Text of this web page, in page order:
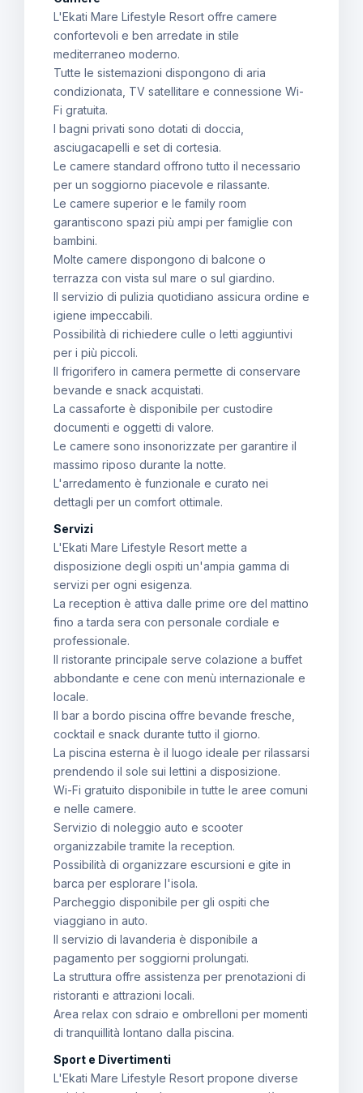
L'Ekati Mare Lifestyle Resort offre camere
confortevoli e ben arredate in stile
mediterraneo moderno.
Tutte le sistemazioni dispongono di aria
condizionata, TV satellitare e connessione Wi-
Fi gratuita.
I bagni privati sono dotati di doccia,
asciugacapelli e set di cortesia.
Le camere standard offrono tutto il necessario
per un soggiorno piacevole e rilassante.
Le camere superior e le family room
garantiscono spazi più ampi per famiglie con
bambini.
Molte camere dispongono di balcone o
terrazza con vista sul mare o sul giardino.
Il servizio di pulizia quotidiano assicura ordine e
igiene impeccabili.
Possibilità di richiedere culle o letti aggiuntivi
per i più piccoli.
Il frigorifero in camera permette di conservare
bevande e snack acquistati.
La cassaforte è disponibile per custodire
documenti e oggetti di valore.
Le camere sono insonorizzate per garantire il
massimo riposo durante la notte.
L'arredamento è funzionale e curato nei
dettagli per un comfort ottimale.
Servizi
L'Ekati Mare Lifestyle Resort mette a
disposizione degli ospiti un'ampia gamma di
servizi per ogni esigenza.
La reception è attiva dalle prime ore del mattino
fino a tarda sera con personale cordiale e
professionale.
Il ristorante principale serve colazione a buffet
abbondante e cene con menù internazionale e
locale.
Il bar a bordo piscina offre bevande fresche,
cocktail e snack durante tutto il giorno.
La piscina esterna è il luogo ideale per rilassarsi
prendendo il sole sui lettini a disposizione.
Wi-Fi gratuito disponibile in tutte le aree comuni
e nelle camere.
Servizio di noleggio auto e scooter
organizzabile tramite la reception.
Possibilità di organizzare escursioni e gite in
barca per esplorare l'isola.
Parcheggio disponibile per gli ospiti che
viaggiano in auto.
Il servizio di lavanderia è disponibile a
pagamento per soggiorni prolungati.
La struttura offre assistenza per prenotazioni di
ristoranti e attrazioni locali.
Area relax con sdraio e ombrelloni per momenti
di tranquillità lontano dalla piscina.
Sport e Divertimenti
L'Ekati Mare Lifestyle Resort propone diverse